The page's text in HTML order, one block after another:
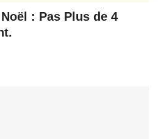
: Pas Plus de 4